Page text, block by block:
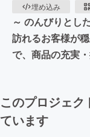
埋め込み
～ のんびりとし
訪れるお客様が
で、商品の充実
このプロジェク
ています